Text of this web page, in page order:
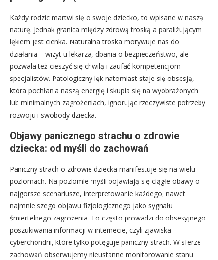
Każdy rodzic martwi się o swoje dziecko, to wpisane w naszą
naturę. Jednak granica między zdrową troską a paraliżującym
lękiem jest cienka. Naturalna troska motywuje nas do
działania – wizyt u lekarza, dbania o bezpieczeństwo, ale
pozwala też cieszyć się chwilą i zaufać kompetencjom
specjalistów. Patologiczny lęk natomiast staje się obsesją,
która pochłania naszą energię i skupia się na wyobrażonych
lub minimalnych zagrożeniach, ignorując rzeczywiste potrzeby
rozwoju i swobody dziecka.
Objawy panicznego strachu o zdrowie
dziecka: od myśli do zachowań
Paniczny strach o zdrowie dziecka manifestuje się na wielu
poziomach. Na poziomie myśli pojawiają się ciągłe obawy o
najgorsze scenariusze, interpretowanie każdego, nawet
najmniejszego objawu fizjologicznego jako sygnału
śmiertelnego zagrożenia. To często prowadzi do obsesyjnego
poszukiwania informacji w internecie, czyli zjawiska
cyberchondrii, które tylko potęguje paniczny strach. W sferze
zachowań obserwujemy nieustanne monitorowanie stanu